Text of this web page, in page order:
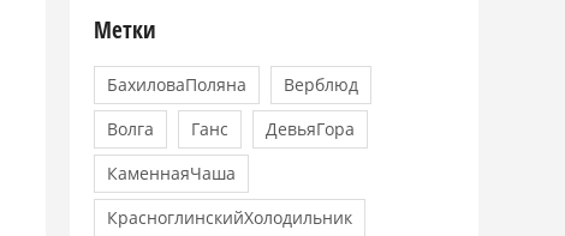
Метки
БахиловаПоляна
Верблюд
Волга
Ганс
ДевьяГора
КаменнаяЧаша
КрасноглинскийХолодильник